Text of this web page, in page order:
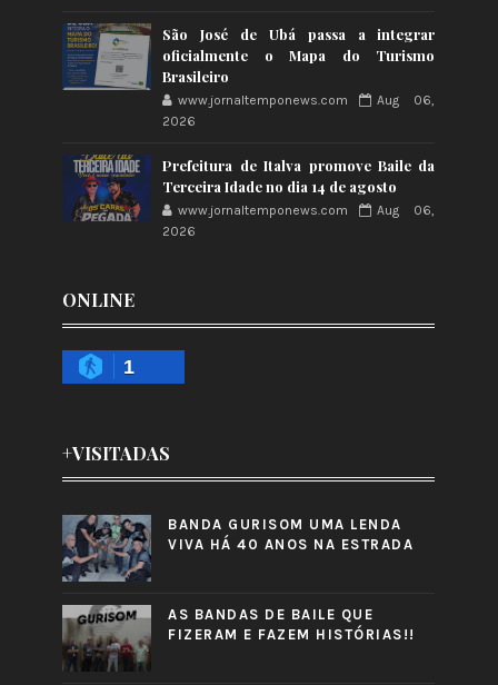
São José de Ubá passa a integrar
oficialmente o Mapa do Turismo
Brasileiro
www.jornaltemponews.com
Aug 06,
2026
Prefeitura de Italva promove Baile da
Terceira Idade no dia 14 de agosto
www.jornaltemponews.com
Aug 06,
2026
ONLINE
1
+VISITADAS
BANDA GURISOM UMA LENDA
VIVA HÁ 40 ANOS NA ESTRADA
AS BANDAS DE BAILE QUE
FIZERAM E FAZEM HISTÓRIAS!!